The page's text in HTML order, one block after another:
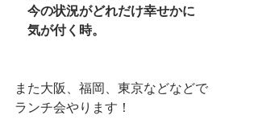
今の状況がどれだけ幸せかに
気が付く時。
また大阪、福岡、東京などなどで
ランチ会やります！